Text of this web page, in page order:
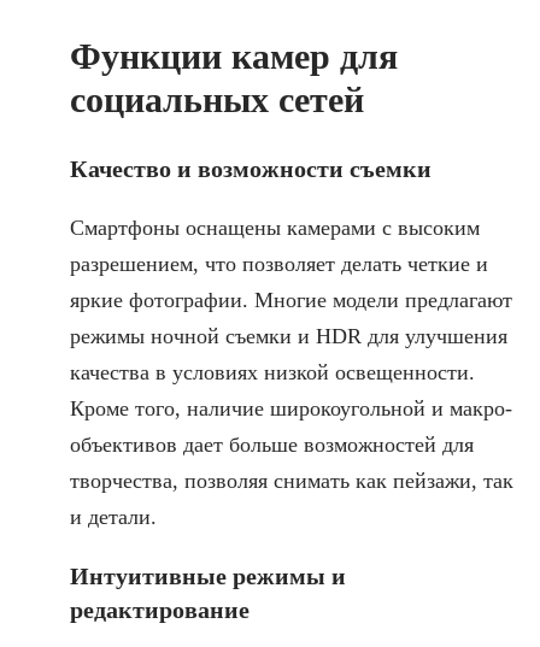
Функции камер для
социальных сетей
Качество и возможности съемки
Смартфоны оснащены камерами с высоким
разрешением, что позволяет делать четкие и
яркие фотографии. Многие модели предлагают
режимы ночной съемки и HDR для улучшения
качества в условиях низкой освещенности.
Кроме того, наличие широкоугольной и макро-
объективов дает больше возможностей для
творчества, позволяя снимать как пейзажи, так
и детали.
Интуитивные режимы и
редактирование